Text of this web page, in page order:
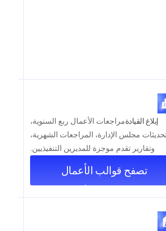
إبلاغ القيادةمراجعات الأعمال ربع السنوية،
مجلس الإدارة، المراجعات الشهرية،
وتقارير تقدم موجزة للمديرين التنفيذيين.
تصفح قوالب الأعمال